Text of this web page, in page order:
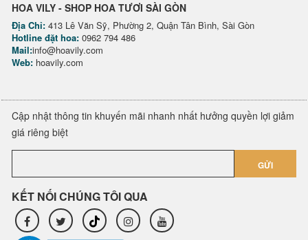
HOA VILY - SHOP HOA TƯƠI SÀI GÒN
Địa Chỉ: 413 Lê Văn Sỹ, Phường 2, Quận Tân Bình, Sài Gòn
Hotline đặt hoa: 0962 794 486
Mail:info@hoavily.com
Web: hoavily.com
Cập nhật thông tin khuyến mãi nhanh nhất hưởng quyền lợi giảm
giá riêng biệt
GỬI
KẾT NỐI CHÚNG TÔI QUA